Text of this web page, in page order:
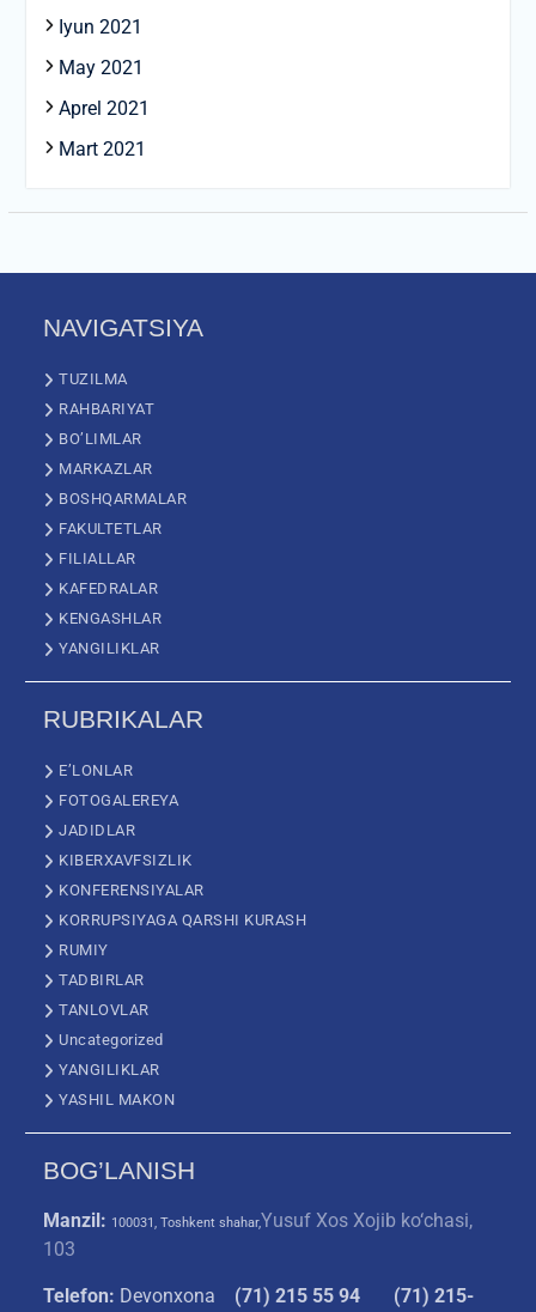
Iyun 2021
May 2021
Aprel 2021
Mart 2021
NAVIGATSIYA
TUZILMA
RAHBARIYAT
BO’LIMLAR
MARKAZLAR
BOSHQARMALAR
FAKULTETLAR
FILIALLAR
KAFEDRALAR
KENGASHLAR
YANGILIKLAR
RUBRIKALAR
E’LONLAR
FOTOGALEREYA
JADIDLAR
KIBERXAVFSIZLIK
KONFERENSIYALAR
KORRUPSIYAGA QARSHI KURASH
RUMIY
TADBIRLAR
TANLOVLAR
Uncategorized
YANGILIKLAR
YASHIL MAKON
BOG’LANISH
Manzil: 100031, Toshkent shahar,Yusuf Xos Xojib ko‘chasi,
103
Telefon: Devonxona (71) 215 55 94
(71) 215-